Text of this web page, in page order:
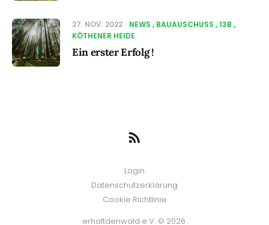
27. NOV. 2022 NEWS BAUAUSCHUSS 13B
KÖTHENER HEIDE
Ein erster Erfolg !
Login
Datenschutzerklärung
Cookie Richtlinie
erhaltdenwald e.V. © 2026.